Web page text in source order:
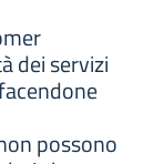
dei servizi
possono